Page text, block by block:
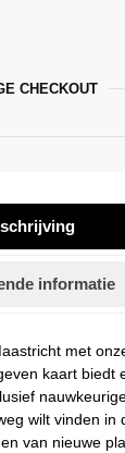
CHECKOUT
informatie
met
kaart biedt
wilt vinden in
van nieuwe